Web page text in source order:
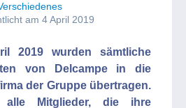
am 4 April 2019
2019 wurden sämtliche
von Delcampe in die
der Gruppe übertragen.
Mitglieder, die ihre